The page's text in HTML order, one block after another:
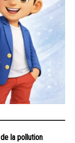
la pollution